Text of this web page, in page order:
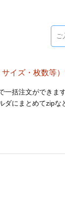
イズ・枚数等
括注文ができます
にまとめてzipな